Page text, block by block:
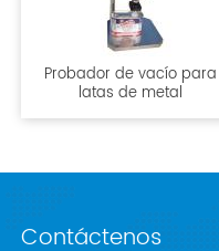
Probador de vacío para
latas de metal
Contáctenos